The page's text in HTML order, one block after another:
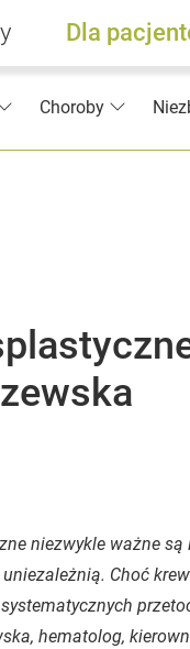
Dla
Choroby
niezwykle ważne
Choć
hematolog,